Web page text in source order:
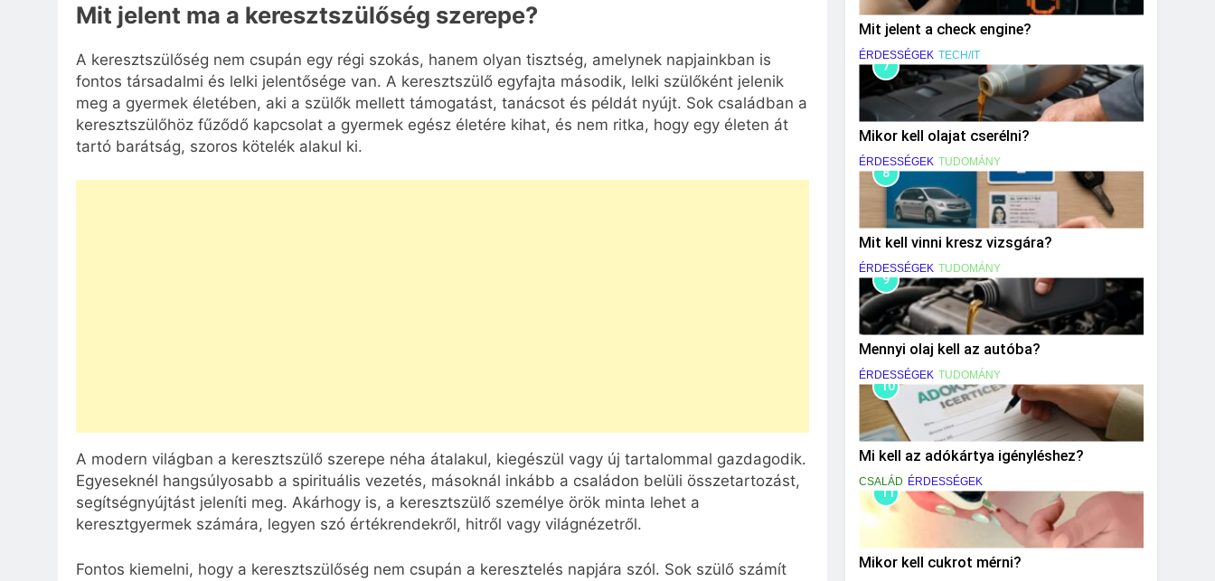
Mit jelent ma a keresztszülőség szerepe?
A keresztszülőség nem csupán egy régi szokás, hanem olyan tisztség, amelynek napjainkban is
fontos társadalmi és lelki jelentősége van. A keresztszülő egyfajta második, lelki szülőként jelenik
meg a gyermek életében, aki a szülők mellett támogatást, tanácsot és példát nyújt. Sok családban a
keresztszülőhöz fűződő kapcsolat a gyermek egész életére kihat, és nem ritka, hogy egy életen át
tartó barátság, szoros kötelék alakul ki.
A modern világban a keresztszülő szerepe néha átalakul, kiegészül vagy új tartalommal gazdagodik.
Egyeseknél hangsúlyosabb a spirituális vezetés, másoknál inkább a családon belüli összetartozást,
segítségnyújtást jeleníti meg. Akárhogy is, a keresztszülő személye örök minta lehet a
keresztgyermek számára, legyen szó értékrendekről, hitről vagy világnézetről.
Fontos kiemelni, hogy a keresztszülőség nem csupán a keresztelés napjára szól. Sok szülő számít
Mit jelent a check engine?
ÉRDESSÉGEK TECH/IT
7
Mikor kell olajat cserélni?
ÉRDESSÉGEK TUDOMÁNY
8
Mit kell vinni kresz vizsgára?
ÉRDESSÉGEK TUDOMÁNY
9
Mennyi olaj kell az autóba?
ÉRDESSÉGEK TUDOMÁNY
10
Mi kell az adókártya igényléshez?
CSALÁD ÉRDESSÉGEK
11
Mikor kell cukrot mérni?